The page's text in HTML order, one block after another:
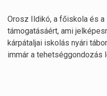
Orosz Ildikó, a főiskola és
támogatásáért, ami
kárpátaljai iskolás nyári
immár a tehetséggondozás